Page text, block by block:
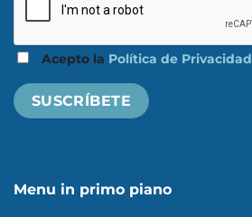
Menu in primo piano
Acepto la Política de Privacidad